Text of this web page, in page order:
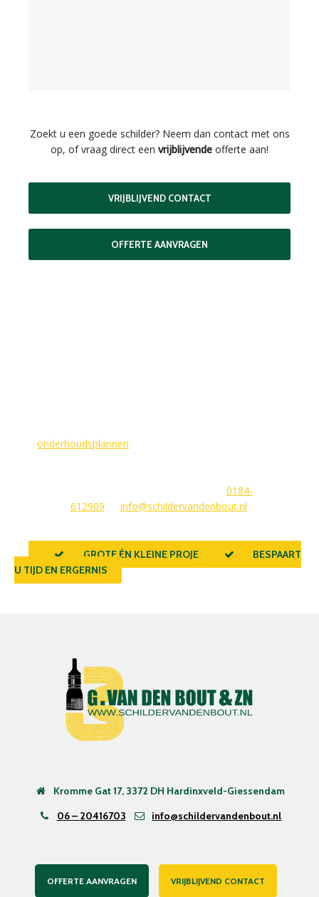
Zoekt u een goede schilder? Neem dan contact met ons
op, of vraag direct een vrijblijvende offerte aan!
VRIJBLIJVEND CONTACT
OFFERTE AANVRAGEN
onderhoudsplannen
0184-
612909
info@schildervandenbout.nl
GROTE ÉN KLEINE PROJECTEN
BESPAART
U TIJD EN ERGERNIS
Kromme Gat 17, 3372 DH Hardinxveld-Giessendam
06 – 20416703
info@schildervandenbout.nl
OFFERTE AANVRAGEN VRIJBLIJVEND CONTACT